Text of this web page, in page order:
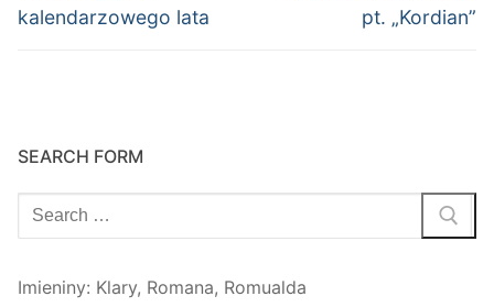
kalendarzowego lata
pt. „Kordian”
SEARCH FORM
Szukaj:
Imieniny: Klary, Romana, Romualda